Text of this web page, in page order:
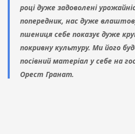
році дуже задоволені
попередник, нас дуже
пшениця себе показує дуже
покривну культуру. Ми його
посівний матеріал у себе на
Орест Гранат.